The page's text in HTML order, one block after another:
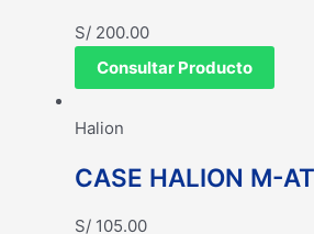
S/ 200.00
Consultar Producto
Halion
CASE HALION M-
S/ 105.00